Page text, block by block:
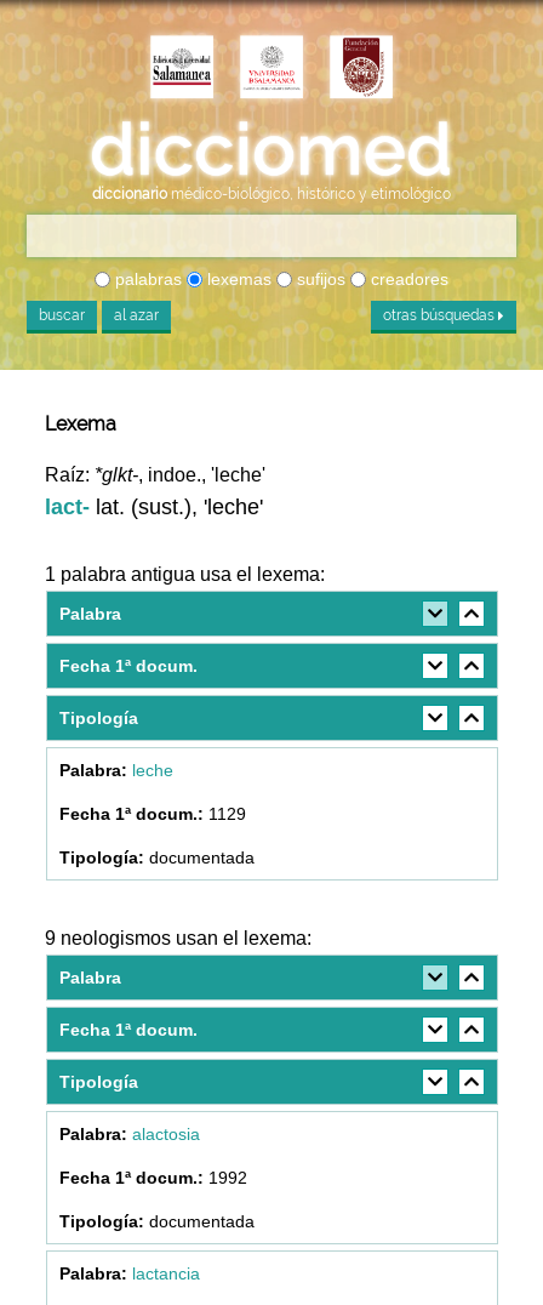
diccionario médico-biológico, histórico y etimológico
palabras lexemas sufijos creadores
buscar al azar otras búsquedas
Lexema
Raíz: *glkt-, indoe., 'leche'
lact- lat. (sust.), 'leche'
1 palabra antigua usa el lexema:
Palabra
Fecha 1ª docum.
Tipología
leche
1129
documentada
9 neologismos usan el lexema:
Palabra
Fecha 1ª docum.
Tipología
alactosia
1992
documentada
lactancia